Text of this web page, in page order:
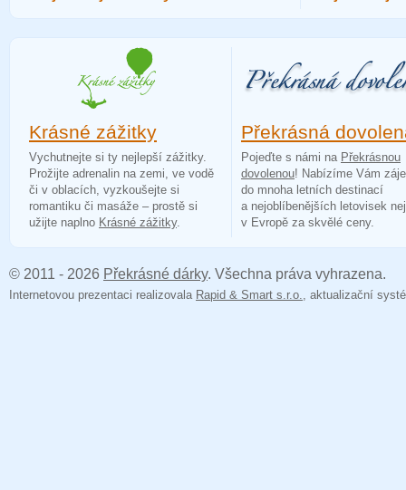
Krásné zážitky
Vychutnejte si ty nejlepší zážitky.
Prožijte adrenalin na zemi, ve vodě
či v oblacích, vyzkoušejte si
romantiku či masáže – prostě si
užijte naplno Krásné zážitky.
Překrásná
Pojeďte s námi na Překrásnou
dovolenou! Nabízíme Vám
do mnoha letních destinací
a nejoblíbenějších letovisek
v Evropě za skvělé ceny.
© 2011 - 2026 Překrásné dárky. Všechna práva vyhrazena.
Internetovou prezentaci realizovala Rapid & Smart s.r.o. , aktualizační